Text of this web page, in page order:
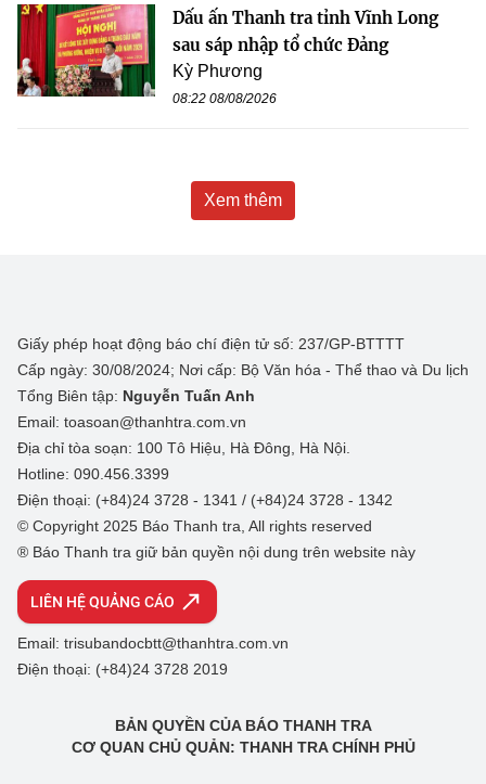
Dấu ấn Thanh tra tỉnh Vĩnh Long
sau sáp nhập tổ chức Đảng
Kỳ Phương
08:22 08/08/2026
Xem thêm
Giấy phép hoạt động báo chí điện tử số: 237/GP-BTTTT
Cấp ngày: 30/08/2024; Nơi cấp: Bộ Văn hóa - Thể thao và Du lịch
Tổng Biên tập: Nguyễn Tuấn Anh
Email: toasoan@thanhtra.com.vn
Địa chỉ tòa soạn: 100 Tô Hiệu, Hà Đông, Hà Nội.
Hotline: 090.456.3399
Điện thoại: (+84)24 3728 - 1341 / (+84)24 3728 - 1342
© Copyright 2025 Báo Thanh tra, All rights reserved
® Báo Thanh tra giữ bản quyền nội dung trên website này
LIÊN HỆ QUẢNG CÁO
Email: trisubandocbtt@thanhtra.com.vn
Điện thoại: (+84)24 3728 2019
BẢN QUYỀN CỦA BÁO THANH TRA
CƠ QUAN CHỦ QUẢN: THANH TRA CHÍNH PHỦ